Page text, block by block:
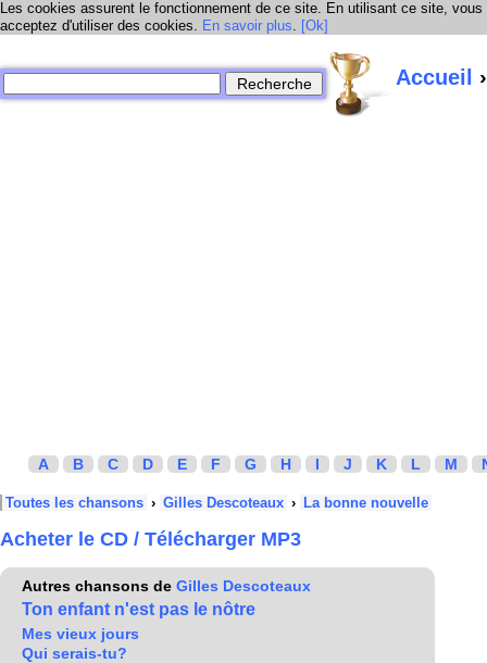
Les cookies assurent le fonctionnement de ce site. En utilisant ce site, vous
acceptez d'utiliser des cookies. En savoir plus. [Ok]
Accueil
A B C D E F G H I J K L M
Toutes les chansons › Gilles Descoteaux › La bonne nouvelle
Acheter le CD / Télécharger MP3
Autres chansons de Gilles Descoteaux
Ton enfant n'est pas le nôtre
Mes vieux jours
Qui serais-tu?